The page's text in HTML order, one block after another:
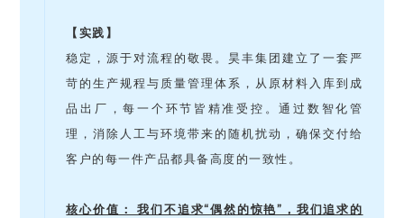
【实践】
稳定，源于对流程的敬畏。昊丰集团建立了一套严
苛的生产规程与质量管理体系，从原材料入库到成
品出厂，每一个环节皆精准受控。通过数智化管
理，消除人工与环境带来的随机扰动，确保交付给
客户的每一件产品都具备高度的一致性。
核心价值： 我们不追求“偶然的惊艳”，我们追求的